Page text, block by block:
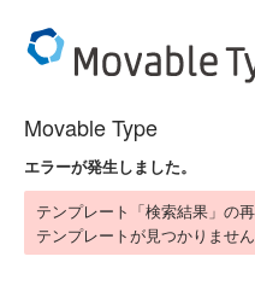
Movable Type
エラーが発生しました。
テンプレート「検索結果」の
テンプレートが見つかりません